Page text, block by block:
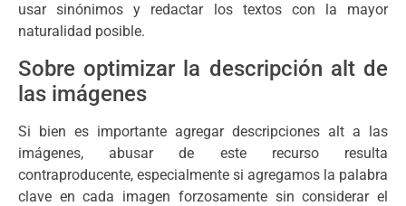
usar sinónimos y redactar los textos con la mayor
naturalidad posible.
Sobre optimizar la descripción alt de
las imágenes
Si bien es importante agregar descripciones alt a las
imágenes, abusar de este recurso resulta
contraproducente, especialmente si agregamos la palabra
clave en cada imagen forzosamente sin considerar el